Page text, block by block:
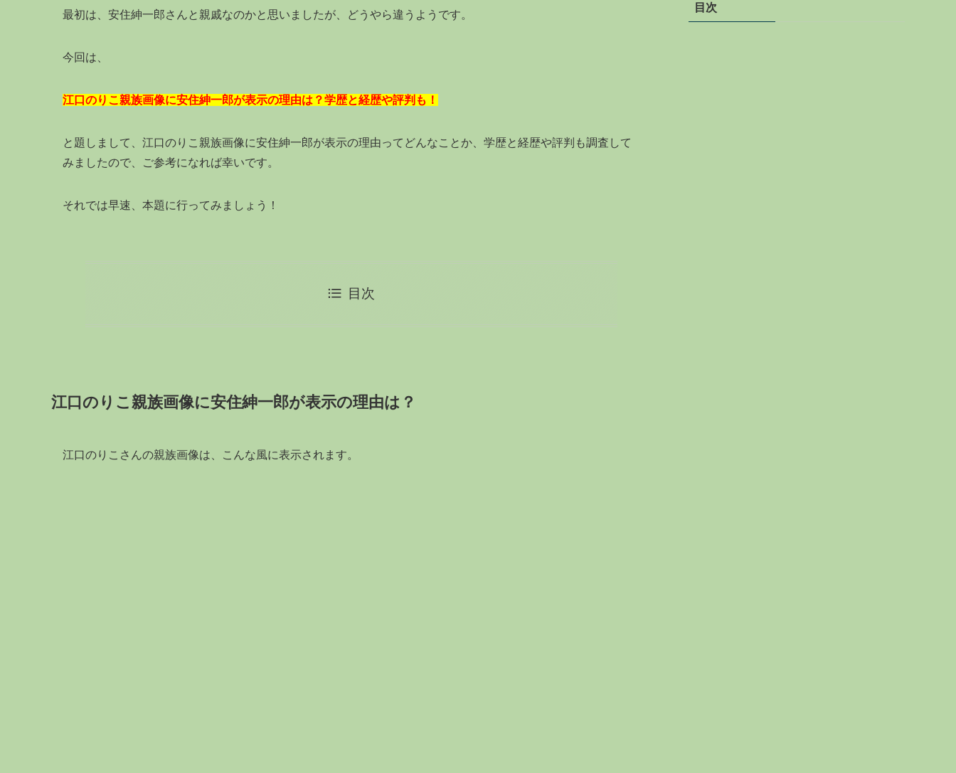
最初は、安住紳一郎さんと親戚なのかと思いましたが、どうやら違うようです。
今回は、
江口のりこ親族画像に安住紳一郎が表示の理由は？学歴と経歴や評判も！
と題しまして、江口のりこ親族画像に安住紳一郎が表示の理由ってどんなことか、学歴と経歴や評判も調査して
みましたので、ご参考になれば幸いです。
それでは早速、本題に行ってみましょう！
目次
江口のりこ親族画像に安住紳一郎が表示の理由は？
江口のりこさんの親族画像は、こんな風に表示されます。
目次